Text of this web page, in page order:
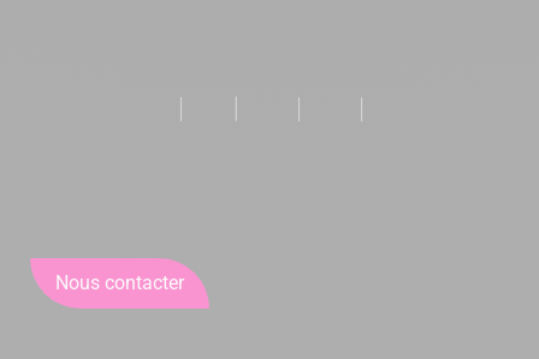
Nous contacter